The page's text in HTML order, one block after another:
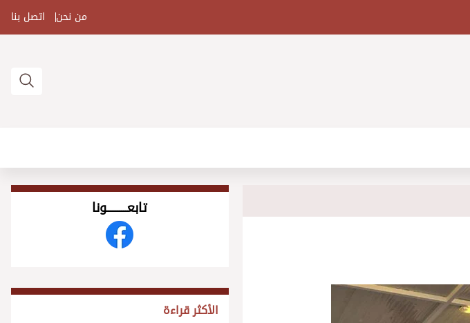
من نحن اتصل بنا
تابعــــــــــونا
الأكثر قراءة